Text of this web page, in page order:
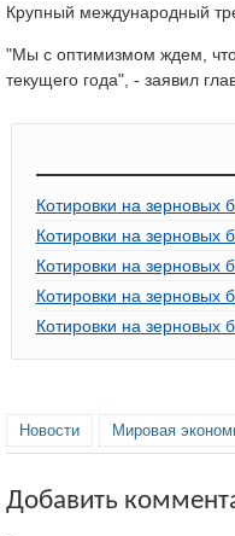
Крупный международный
"Мы с оптимизмом ждем, что
текущего года", - заявил
Котировки на зерновых
Котировки на зерновых
Котировки на зерновых
Котировки на зерновых
Котировки на зерновых
Новости Мировая
Добавить